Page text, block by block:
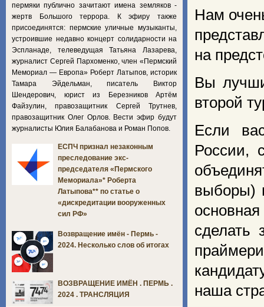
Нам
на
Вы
второй
Если
России,
выборы)
сделать
наша
пермяки публично зачитают имена земляков -
жертв Большого террора. К эфиру также
присоединятся: пермские уличные музыканты,
устроившие недавно концерт солидарности на
Эспланаде, телеведущая Татьяна Лазарева,
журналист Сергей Пархоменко, член «Пермский
Мемориал — Европа» Роберт Латыпов, историк
Тамара Эйдельман, писатель Виктор
Шендерович, юрист из Березников Артём
Файзулин, правозащитник Сергей Трутнев,
правозащитник Олег Орлов. Вести эфир будут
журналисты Юлия Балабанова и Роман Попов.
ЕСПЧ признал незаконным
преследование экс-
председателя «Пермского
Мемориала»* Роберта
Латыпова** по статье о
«дискредитации вооруженных
сил РФ»
Возвращение имён - Пермь -
2024. Несколько слов об итогах
ВОЗВРАЩЕНИЕ ИМЁН . ПЕРМЬ .
2024 . ТРАНСЛЯЦИЯ